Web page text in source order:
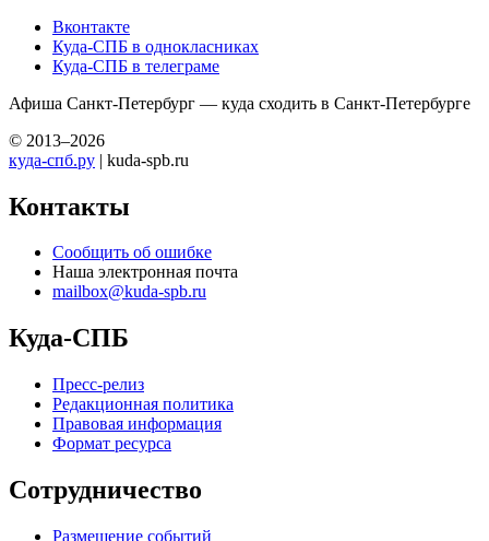
Вконтакте
Куда-СПБ в однокласниках
Куда-СПБ в телеграме
Афиша Санкт-Петербург — куда сходить в Санкт-Петербурге
© 2013–2026
куда-спб.ру | kuda-spb.ru
Контакты
Сообщить об ошибке
Наша электронная почта
mailbox@kuda-spb.ru
Куда-СПБ
Пресс-релиз
Редакционная политика
Правовая информация
Формат ресурса
Сотрудничество
Размещение событий